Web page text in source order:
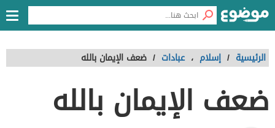
الرئيسية / إسلام ، عبادات / ضعف الإيمان بالله
ضعف الإيمان بالله